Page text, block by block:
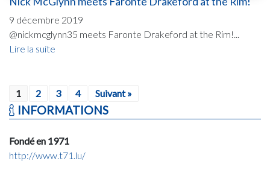
9 décembre 2019
@nickmcglynn35 meets Faronte Drakeford at the Rim!...
Lire la suite
1 2 3 4 Suivant »
INFORMATIONS
Fondé en 1971
http://www.t71.lu/